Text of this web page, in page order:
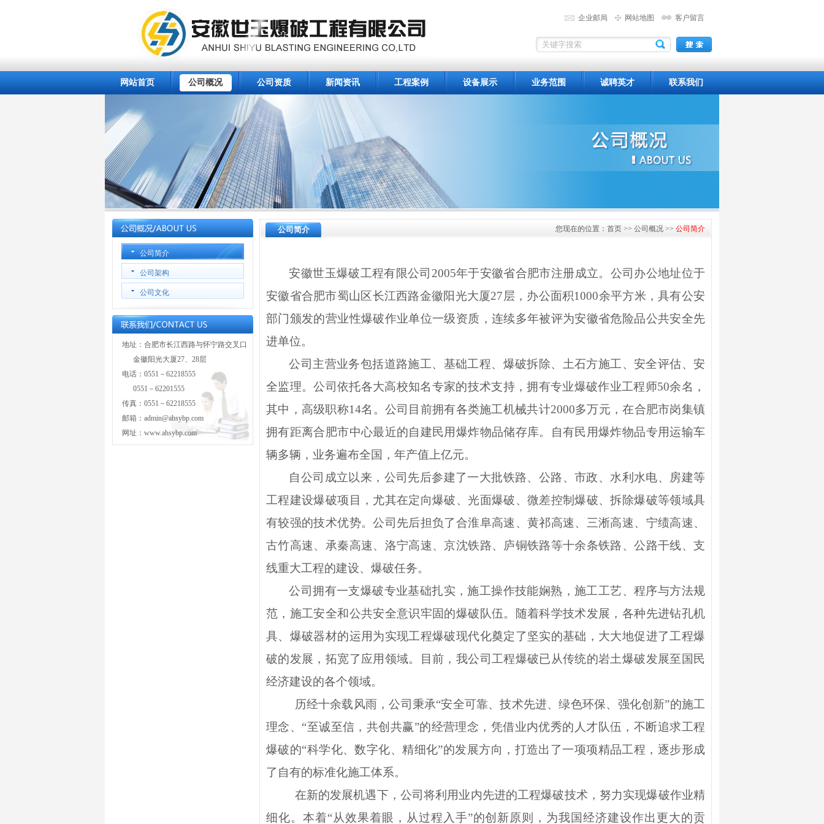
企业邮局 网站地图 客户留言
网站首页 公司概况 公司资质 新闻资讯 工程案例 设备展示 业务范围 诚聘英才 联系我们
公司简介
公司架构
公司文化
地址：合肥市长江西路与怀宁路交叉口
金徽阳光大厦27、28层
电话：0551－62218555
0551－62201555
传真：0551－62218555
邮箱：admin@ahsybp.com
网址：www.ahsybp.com
公司简介 您现在的位置：首页 >> 公司概况 >> 公司简介
安徽世玉爆破工程有限公司 2005年于安徽省合肥市注册成立。公司办公地址位于
安徽省合肥市蜀山区长江西路金徽阳光大厦27层，办公面积1000余平方米，具有公安
部门颁发的营业性爆破作业单位一级资质，连续多年被评为安徽省危险品公共安全先
进单位。
公司主营业务包括道路施工、基础工程、爆破拆除、土石方施工、安全评估、安
全监理。公司依托各大高校知名专家的技术支持，拥有专业爆破作业工程师50余名，
其中，高级职称14名。公司目前拥有各类施工机械共计2000多万元，在合肥市岗集镇
拥有距离合肥市中心最近的自建民用爆炸物品储存库。自有民用爆炸物品专用运输车
辆多辆，业务遍布全国，年产值上亿元。
自公司成立以来，公司先后参建了一大批铁路、公路、市政、水利水电、房建等
工程建设爆破项目，尤其在定向爆破、光面爆破、微差控制爆破、拆除爆破等领域具
有较强的技术优势。公司先后担负了合淮阜高速、黄祁高速、三淅高速、宁绩高速、
古竹高速、承秦高速、洛宁高速、京沈铁路、庐铜铁路等十余条铁路、公路干线、支
线重大工程的建设、爆破任务。
公司拥有一支爆破专业基础扎实，施工操作技能娴熟，施工工艺、程序与方法规
范，施工安全和公共安全意识牢固的爆破队伍。随着科学技术发展，各种先进钻孔机
具、爆破器材的运用为实现工程爆破现代化奠定了坚实的基础，大大地促进了工程爆
破的发展，拓宽了应用领域。目前，我公司工程爆破已从传统的岩土爆破发展至国民
经济建设的各个领域。
历经十余载风雨，公司秉承“安全可靠、技术先进、绿色环保、强化创新”的施工
理念、 “至诚至信，共创共赢”的经营理念，凭借业内优秀的人才队伍，不断追求工程
爆破的“科学化、数字化、精细化”的发展方向，打造出了一项项精品工程，逐步形成
了自有的标准化施工体系。
在新的发展机遇下，公司将利用业内先进的工程爆破技术，努力实现爆破作业精
细化。本着“从效果着眼，从过程入手”的创新原则，为我国经济建设作出更大的贡